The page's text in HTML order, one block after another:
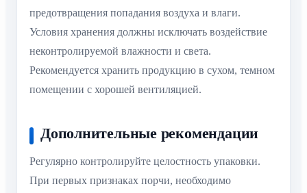
предотвращения попадания воздуха и влаги.
Условия хранения должны исключать воздействие
неконтролируемой влажности и света.
Рекомендуется хранить продукцию в сухом, темном
помещении с хорошей вентиляцией.
Дополнительные рекомендации
Регулярно контролируйте целостность упаковки.
При первых признаках порчи, необходимо